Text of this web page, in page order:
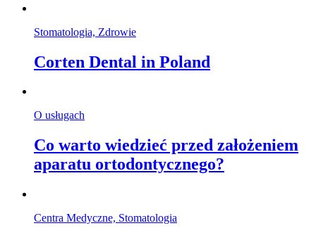
Stomatologia, Zdrowie
Corten Dental in Poland
O usługach
Co warto wiedzieć przed założeniem
aparatu ortodontycznego?
Centra Medyczne, Stomatologia